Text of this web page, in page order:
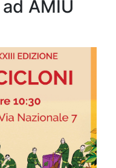
AMIU